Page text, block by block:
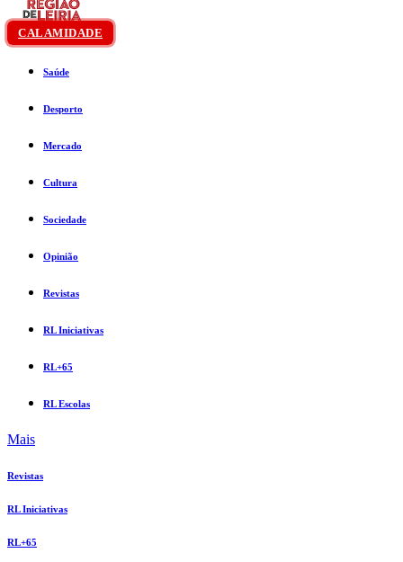
CALAMIDADE
Saúde
Desporto
Mercado
Cultura
Sociedade
Opinião
Revistas
RL Iniciativas
RL+65
RL Escolas
Mais
Revistas
RL Iniciativas
RL+65